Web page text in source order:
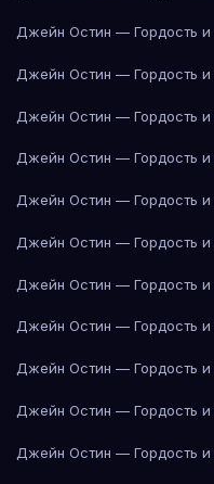
Джейн Остин — Гордость
Джейн Остин — Гордость
Джейн Остин — Гордость
Джейн Остин — Гордость и
Джейн Остин — Гордость
Джейн Остин — Гордость
Джейн Остин — Гордость
Джейн Остин — Гордость и
Джейн Остин — Гордость и
Джейн Остин — Гордость
Джейн Остин — Гордость